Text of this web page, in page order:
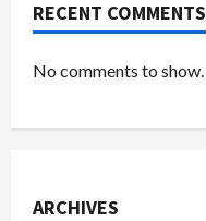
RECENT COMMENTS
No comments to show.
ARCHIVES